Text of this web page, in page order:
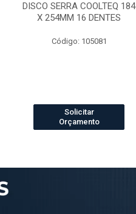
DISCO SERRA COOLTEQ 184
X 254MM 16 DENTES
Código: 105081
Solicitar
Orçamento